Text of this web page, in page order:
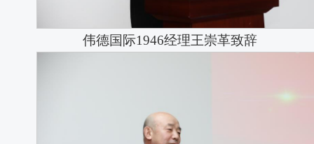
​伟德国际1946经理王崇革致辞